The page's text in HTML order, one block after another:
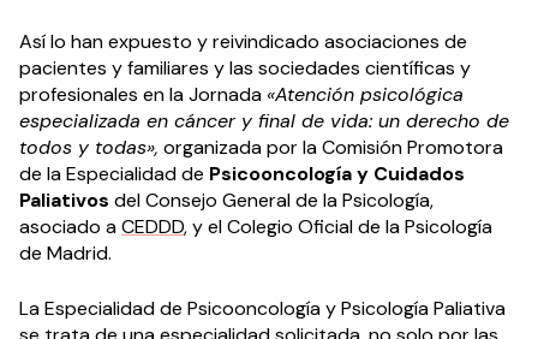
Así lo han expuesto y reivindicado asociaciones de
pacientes y familiares y las sociedades científicas y
profesionales en la Jornada «Atención psicológica
especializada en cáncer y final de vida: un derecho de
todos y todas», organizada por la Comisión Promotora
de la Especialidad de Psicooncología y Cuidados
Paliativos del Consejo General de la Psicología,
asociado aCEDDD, y el Colegio Oficial de la Psicología
de Madrid.
La Especialidad de Psicooncología y Psicología Paliativa